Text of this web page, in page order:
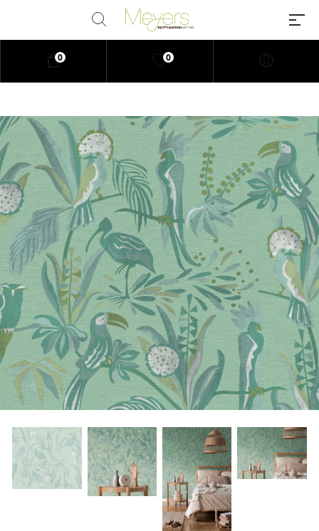
Millions of people around the
world visit Envato to buy and sell
creative assets, use smart design
templates, learn creative skills or
even hire freelancers. With an
industry-leading marketplace
paired with an unlimited
subscription service, Envato
helps creatives like you get
projects done faster.
About Envato
Careers
Privacy Policy
Sitemap
Community
0
0